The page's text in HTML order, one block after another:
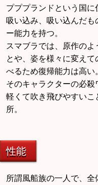
プププランドという国
吸い込み、吸い込んだ
ー能力を持つ。
スマブラでは、原作の
とや、姿を様々に変え
べるため復帰能力は高
そのキャラクターの必殺
軽くて吹き飛びやすい
所。
性能
所謂風船族の一人で、全